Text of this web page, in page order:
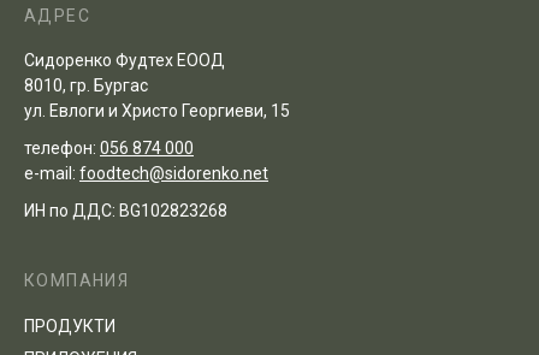
АДРЕС
Сидоренко Фудтех ЕООД
8010, гр. Бургас
ул. Евлоги и Христо Георгиеви, 15
телефон: 056 874 000
e-mail: foodtech@sidorenko.net
ИН по ДДС: BG102823268
КОМПАНИЯ
ПРОДУКТИ